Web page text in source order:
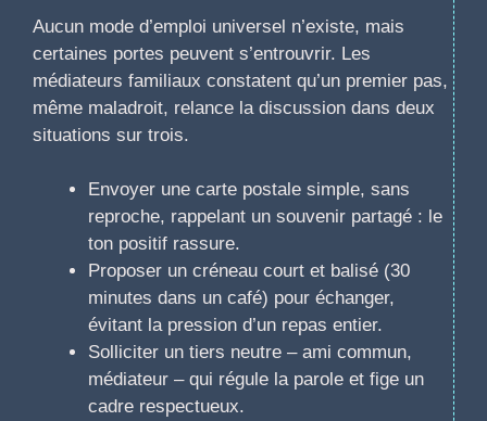
Aucun mode d’emploi universel n’existe, mais
certaines portes peuvent s’entrouvrir. Les
médiateurs familiaux constatent qu’un premier pas,
même maladroit, relance la discussion dans deux
situations sur trois.
Envoyer une carte postale simple, sans
reproche, rappelant un souvenir partagé : le
ton positif rassure.
Proposer un créneau court et balisé (30
minutes dans un café) pour échanger,
évitant la pression d’un repas entier.
Solliciter un tiers neutre – ami commun,
médiateur – qui régule la parole et fige un
cadre respectueux.